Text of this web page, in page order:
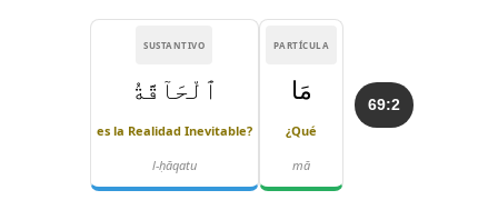
69:2
PARTÍCULA
مَا
¿Qué
mā
SUSTANTIVO
ٱلْحَآقَّةُ
es la Realidad Inevitable?
l-ḥāqatu